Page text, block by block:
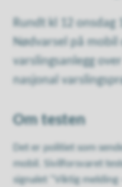
Rundt kl 12 onsdag
Nødvarsel på mobil
varslingsanlegg
nasjonal
Om testen
Det er politiet som
mobil. Sivilforsvaret
signalet "Viktig melding